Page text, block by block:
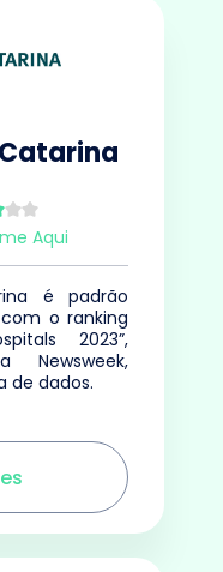
Aqui
é padrão
o ranking
2023”,
Newsweek,
de dados.